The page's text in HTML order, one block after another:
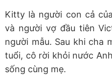
Kitty là người con cả
và người vợ đầu tiên
người mẫu. Sau khi cha
tuổi, cô rời khỏi nước
sống cùng mẹ.